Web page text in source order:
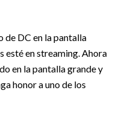
de DC en la pantalla
esté en streaming. Ahora
en la pantalla grande y
honor a uno de los